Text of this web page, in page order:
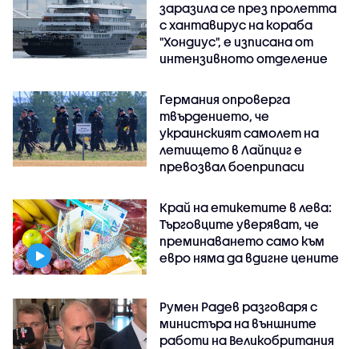
заразила се през пролетта
с хантавирус на кораба
"Хондиус", е изписана от
интензивното отделение
Германия опроверга
твърдението, че
украинският самолет на
летището в Лайпциг е
превозвал боеприпаси
Край на етикетите в лева:
Търговците уверяват, че
преминаването само към
евро няма да вдигне цените
Румен Радев разговаря с
министъра на външните
работи на Великобритания